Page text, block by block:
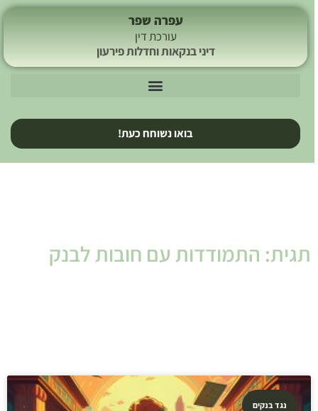
עפרה שפר
עורכת דין
דיני בנקאות וחדלות פירעון
בואו נשוחח כעת!
תגית: התמודדות עם חובות לבנק
נגד בנקים